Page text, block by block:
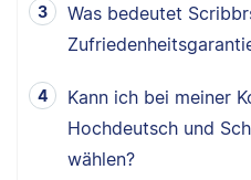
Was bedeutet
Kann ich bei meiner
Hochdeutsch und
wählen?